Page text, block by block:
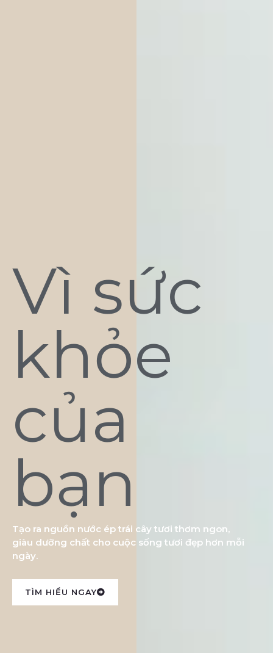
Vì sức
khỏe
của
bạn
Tạo ra nguồn nước ép trái cây tươi thơm ngon,
giàu dưỡng chất cho cuộc sống tươi đẹp hơn mỗi
ngày.
TÌM HIỂU NGAY